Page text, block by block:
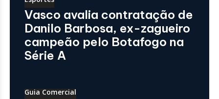
Vasco avalia contratação de
Danilo Barbosa, ex-zagueiro
campeão pelo Botafogo na
Série A
Guia Comercial